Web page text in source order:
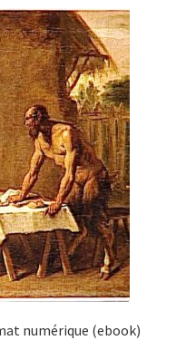
numérique (ebook)